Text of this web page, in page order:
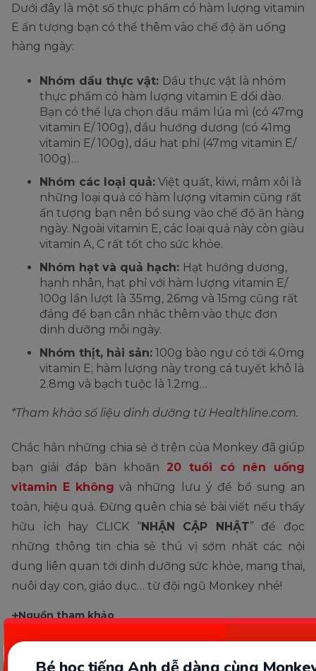
Dưới đây là một số thực phẩm có hàm lượng vitamin
E ấn tượng bạn có thể thêm vào chế độ ăn uống
hàng ngày:
Nhóm dầu thực vật: Dầu thực vật là nhóm
thực phẩm có hàm lượng vitamin E dồi dào.
Bạn có thể lựa chọn dầu mầm lúa mì (có 47mg
vitamin E/ 100g), dầu hướng dương (có 41mg
vitamin E/ 100g), dầu hạt phỉ (47mg vitamin E/
100g)…
Nhóm các loại quả: Việt quất, kiwi, mâm xôi là
những loại quả có hàm lượng vitamin cũng rất
ấn tượng bạn nên bổ sung vào chế độ ăn hàng
ngày. Ngoài vitamin E, các loại quả này còn giàu
vitamin A, C rất tốt cho sức khỏe.
Nhóm hạt và quả hạch: Hạt hướng dương,
hạnh nhân, hạt phỉ với hàm lượng vitamin E/
100g lần lượt là 35mg, 26mg và 15mg cũng rất
đáng để bạn cân nhắc thêm vào thực đơn
dinh dưỡng mỗi ngày.
Nhóm thịt, hải sản: 100g bào ngư có tới 4.0mg
vitamin E; hàm lượng này trong cá tuyết khô là
2.8mg và bạch tuộc là 1.2mg…
*Tham khảo số liệu dinh dưỡng từ Healthline.com.
Chắc hẳn những chia sẻ ở trên của Monkey đã giúp
bạn giải đáp băn khoăn 20 tuổi có nên uống
vitamin E không và những lưu ý để bổ sung an
toàn, hiệu quả. Đừng quên chia sẻ bài viết nếu thấy
hữu ích hay CLICK “NHẬN CẬP NHẬT” để đọc
những thông tin chia sẻ thú vị sớm nhất các nội
dung liên quan tới dinh dưỡng sức khỏe, mang thai,
nuôi dạy con, giáo dục… từ đội ngũ Monkey nhé!
Nguồn tham khảo